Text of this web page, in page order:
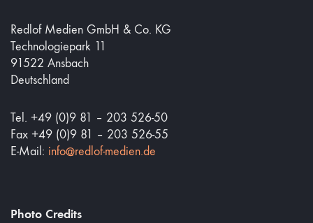
Redlof Medien GmbH & Co. KG
Technologiepark 11
91522 Ansbach
Deutschland
Tel. +49 (0)9 81 – 203 526-50
Fax +49 (0)9 81 – 203 526-55
E-Mail: info@redlof-medien.de
Photo Credits